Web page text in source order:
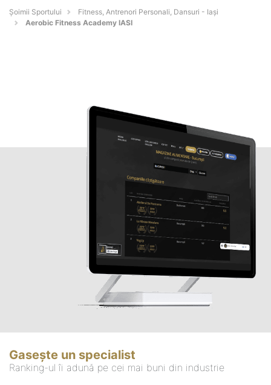
Șoimii Sportului
Fitness, Antrenori Personali, Dansuri - Iaşi
Aerobic Fitness Academy IASI
Gasește un specialist
Ranking-ul îi adună pe cei mai buni din industrie